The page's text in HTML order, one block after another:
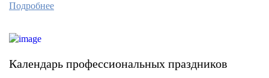
Подробнее
Календарь профессиональных праздников